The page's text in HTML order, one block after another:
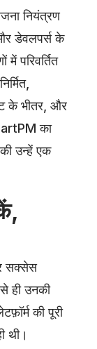
नियंत्रण
डेवलपर्स के
परिवर्तित
के भीतर, और
का
उन्हें एक
सक्सेस
ही उनकी
की पूरी
थी।